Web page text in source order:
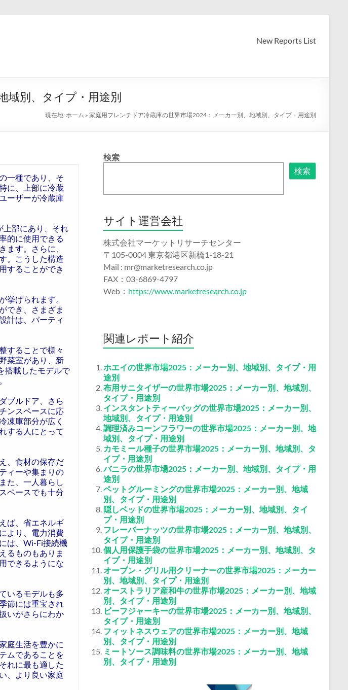
New Reports List
域別、タイプ・用途別
現在地: ホーム » 家庭用フレンチドア冷蔵庫の世界市場2024：メーカー別、地域別、タイプ・用途別
一種であり、そ
に、上部に冷蔵
ーザーが冷蔵庫
上部にあり、それ
的に使用できる
ます。さらに、
。こうした構造
することができ
挙げられます。
でき、さまざま
計は、パーティ
することで様々
菜室があり、新
搭載したモデルで
ブルドア、さら
ンスペースに応
凍庫部分が広く
する人にとって
、食材の保存だ
ィーや集まりの
た、一人暮らし
ペースでも十分
ば、省エネルギ
より、電力消費
は、Wi-Fi接続機
るものもありま
できるようにな
いるモデルも多
節には重宝され
いがさらにわか
庭生活を豊かに
ムであることを
れに最も適した
、より良い家庭
検索
検索
サイト運営会社
株式会社マーケットリサーチセンター
〒105-0004 東京都港区新橋1-18-21
Mail : mr@marketresearch.co.jp
FAX：03-6869-4797
Web： https://www.marketresearch.co.jp
関連レポート紹介
ホエイの世界市場2025：メーカー別、地域別、タイプ・用
途別
布用サニタイザーの世界市場2025：メーカー別、地域別、
タイプ・用途別
インスタントティーバッグの世界市場2025：メーカー別、
地域別、タイプ・用途別
調理済みコーンフラワーの世界市場2025：メーカー別、地
域別、タイプ・用途別
カモミール種子の世界市場2025：メーカー別、地域別、タ
イプ・用途別
バニラの世界市場2025：メーカー別、地域別、タイプ・用
途別
ペットグルーミングの世界市場2025：メーカー別、地域
別、タイプ・用途別
隠しベッドの世界市場2025：メーカー別、地域別、タイ
プ・用途別
フレーバーナッツの世界市場2025：メーカー別、地域別、
タイプ・用途別
個人用保護手袋の世界市場2025：メーカー別、地域別、タ
イプ・用途別
オーブン・グリル用クリーナーの世界市場2025：メーカー
別、地域別、タイプ・用途別
オーストラリア産和牛の世界市場2025：メーカー別、地域
別、タイプ・用途別
ビーフジャーキーの世界市場2025：メーカー別、地域別、
タイプ・用途別
フィットネスウェアの世界市場2025：メーカー別、地域
別、タイプ・用途別
ミートソース調味料の世界市場2025：メーカー別、地域
別、タイプ・用途別